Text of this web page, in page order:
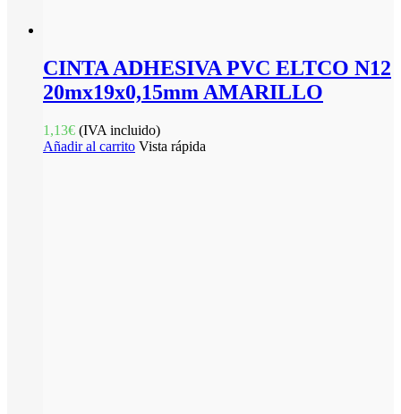
CINTA ADHESIVA PVC ELTCO N12
20mx19x0,15mm AMARILLO
1,13€ (IVA incluido)
Añadir al carrito Vista rápida